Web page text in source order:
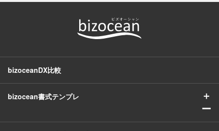
bizoceanDX比較
bizocean書式テンプレ
＋
ー